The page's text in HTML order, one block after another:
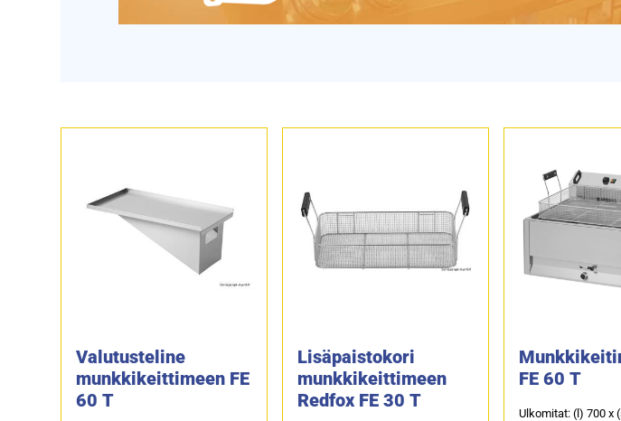
Valutusteline
munkkikeittimeen FE
60 T
Lisäpaistokori
munkkikeittimeen
Redfox FE 30 T
FE 60 T
Ulkomitat: (l) 700 x